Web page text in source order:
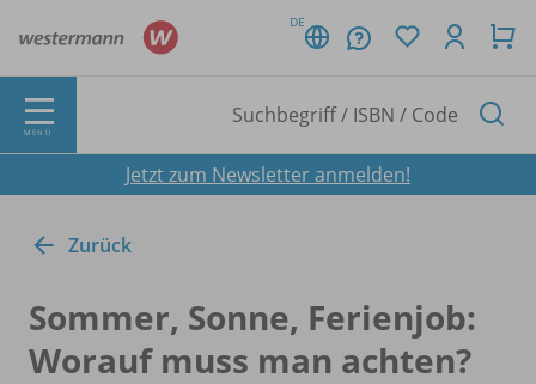
DE
MENÜ
Jetzt zum Newsletter anmelden!
Zurück
Sommer, Sonne, Ferienjob:
Worauf muss man achten?